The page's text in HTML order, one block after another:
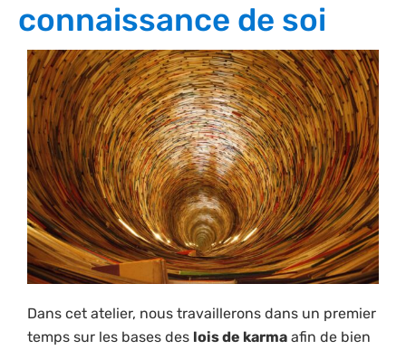
connaissance de soi
Dans cet atelier, nous travaillerons dans un premier
temps sur les bases des lois de karma afin de bien